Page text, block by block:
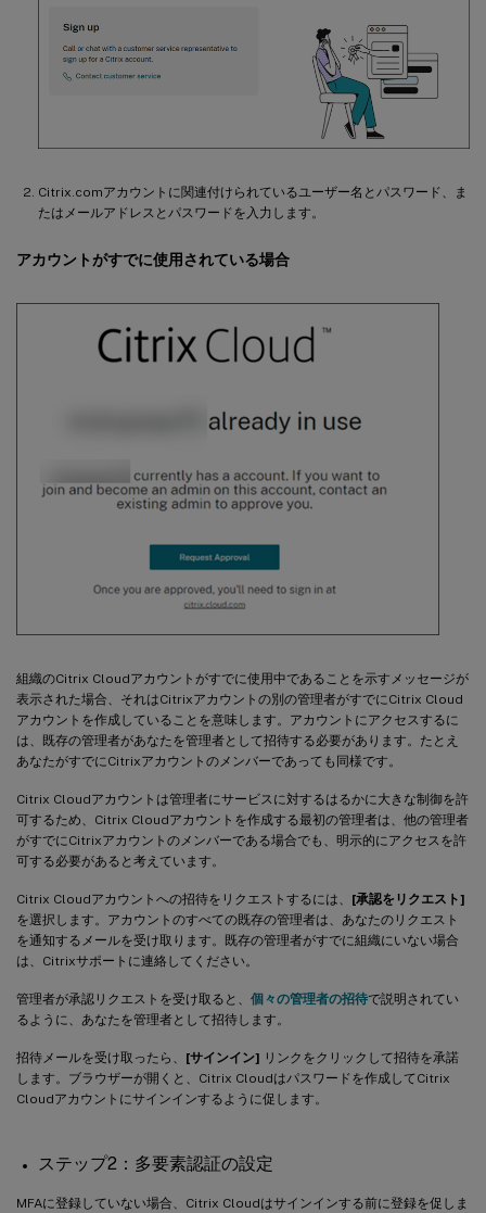
Citrix.comアカウントに関連付けられているユーザー名とパスワード、ま
たはメールアドレスとパスワードを入力します。
アカウントがすでに使用されている場合
組織のCitrix Cloudアカウントがすでに使用中であることを示すメッセージが
表示された場合、それはCitrixアカウントの別の管理者がすでにCitrix Cloud
アカウントを作成していることを意味します。アカウントにアクセスするに
は、既存の管理者があなたを管理者として招待する必要があります。たとえ
あなたがすでにCitrixアカウントのメンバーであっても同様です。
Citrix Cloudアカウントは管理者にサービスに対するはるかに大きな制御を許
可するため、Citrix Cloudアカウントを作成する最初の管理者は、他の管理者
がすでにCitrixアカウントのメンバーである場合でも、明示的にアクセスを許
可する必要があると考えています。
Citrix Cloudアカウントへの招待をリクエストするには、 [承認をリクエスト]
を選択します。アカウントのすべての既存の管理者は、あなたのリクエスト
を通知するメールを受け取ります。既存の管理者がすでに組織にいない場合
は、Citrixサポートに連絡してください。
管理者が承認リクエストを受け取ると、 個々の管理者の招待で説明されてい
るように、あなたを管理者として招待します。
招待メールを受け取ったら、 [サインイン] リンクをクリックして招待を承諾
します。ブラウザーが開くと、Citrix Cloudはパスワードを作成してCitrix
Cloudアカウントにサインインするように促します。
ステップ2：多要素認証の設定
MFAに登録していない場合、Citrix Cloudはサインインする前に登録を促しま